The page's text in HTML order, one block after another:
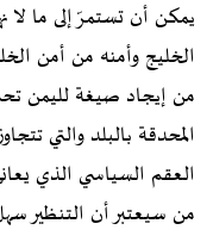
يمكـن أن تستمرّ إلى ما لا
الخليج وأمنه من أمن
من إيجاد صيغة لليمن
المحدقة بالبلد والتي
العقم السياسي الذي
من سيعتبر أن التنظير